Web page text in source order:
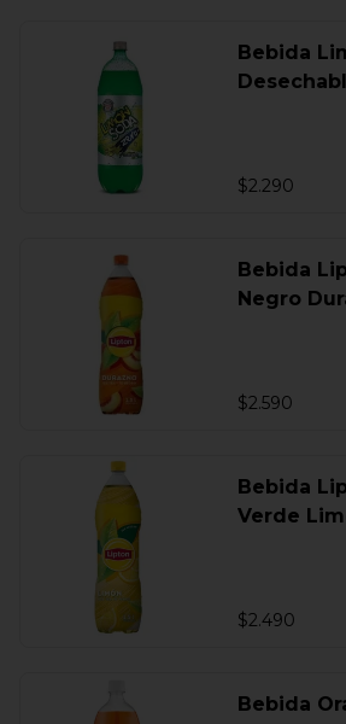
Bebida
$2.290
Bebida
Negro
$2.590
Bebida
Verde
$2.490
Bebida